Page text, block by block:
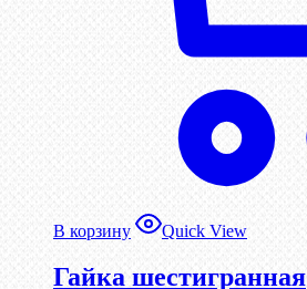
В корзину Quick View
Гайка шестигранная